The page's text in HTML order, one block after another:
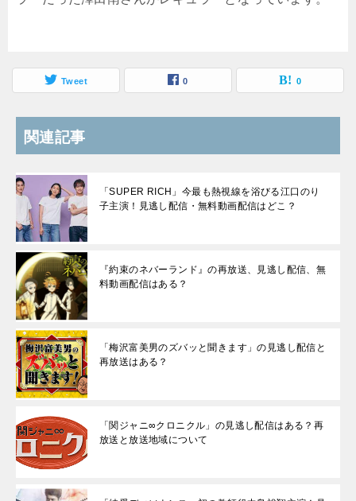
Tweet 0 0
関連記事
「SUPER RICH」今最も熱視線を浴びる江口のり
子主演！見逃し配信・無料動画配信はどこ？
『約束のネバーランド』の再放送、見逃し配信、無
料動画配信はある？
「梅沢富美男のズバッと聞きます」の見逃し配信と
再放送はある？
「関ジャニ∞クロニクル」の見逃し配信はある？再
放送と放送地域について